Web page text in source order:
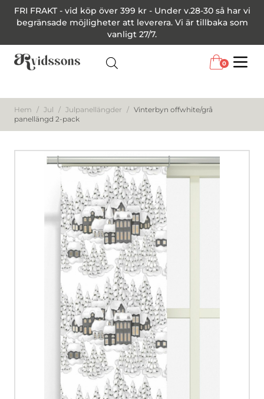
FRI FRAKT - vid köp över 399 kr - Under v.28-30 så har vi
begränsade möjligheter att leverera. Vi är tillbaka som
vanligt 27/7.
0
Hem / Jul / Julpanellängder / Vinterbyn offwhite/grå
panellängd 2-pack